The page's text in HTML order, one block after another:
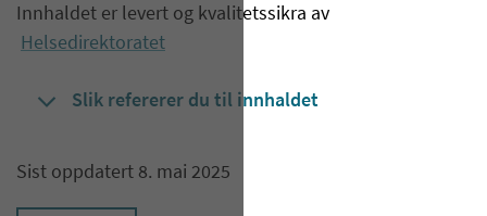
Innhaldet er levert og kvalitetssikra av
Helsedirektoratet
Slik refererer du til innhaldet
Sist oppdatert 8. mai 2025